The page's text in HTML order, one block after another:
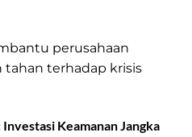
perusahaan
tahan terhadap krisis
Keamanan Jangka